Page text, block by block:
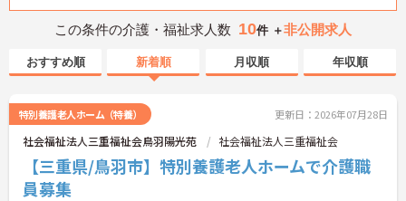
この条件の介護・福祉求人数 10件 ＋非公開求人
おすすめ順 新着順 月収順 年収順
特別養護老人ホーム（特養） 更新日：2026年07月28日
社会福祉法人三重福祉会鳥羽陽光苑 社会福祉法人三重福祉会
【三重県/鳥羽市】特別養護老人ホームで介護職
員募集